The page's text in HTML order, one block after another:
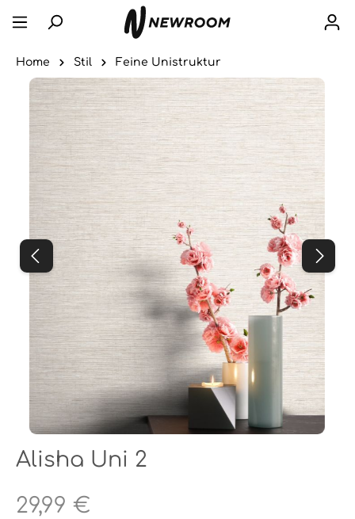
Home Stil Feine Unistruktur
Alisha Uni 2
29,99 €